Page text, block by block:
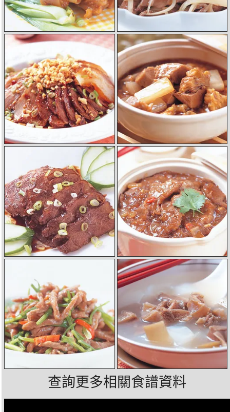
查詢更多相關食譜資料